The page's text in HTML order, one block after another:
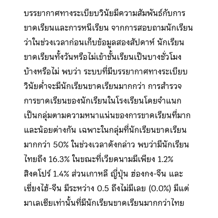
บรรยากาศทางระเบียบวินัยมีความสัมพันธ์กับการ
ขาดเรียนและการหนีเรียน จากการสอบถามนักเรียน
ว่าในช่วงเวลาก่อนเก็บข้อมูลสองสัปดาห์ นักเรียน
ขาดเรียนทั้งวันหรือไม่เข้าชั้นเรียนเป็นบางชั่วโมง
บ้างหรือไม่ พบว่า ระบบที่มีบรรยากาศทางระเบียบ
วินัยต่ำจะมีนักเรียนขาดเรียนมากกว่า การสำรวจ
การขาดเรียนของนักเรียนในโรงเรียนโดยจำแนก
เป็นกลุ่มตามความหนาแน่นของการขาดเรียนที่มาก
และน้อยต่างกัน เฉพาะในกลุ่มที่นักเรียนขาดเรียน
มากกว่า 50% ในช่วงเวลาดังกล่าว พบว่ามีนักเรียน
ไทยถึง 16.3% ในขณะที่เวียดนามมีเพียง 1.2%
สิงคโปร์ 1.4% ส่วนเกาหลี ญี่ปุ่น ฮ่องกง-จีน และ
เซี่ยงไฮ้-จีน มีระหว่าง 0.5 ถึงไม่มีเลย (0.0%) มีแต่
มาเลเซียเท่านั้นที่มีนักเรียนขาดเรียนมากกว่าไทย